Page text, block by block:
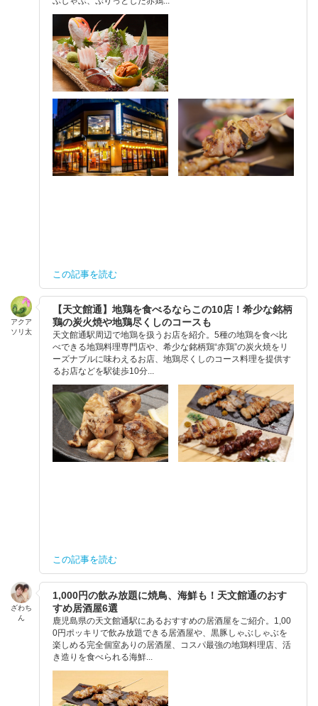
この記事を読む
アクア
ソリ太
【天文館通】地鶏を食べるならこの10店！希少な銘柄
鶏の炭火焼や地鶏尽くしのコースも
天文館通駅周辺で地鶏を扱うお店を紹介。5種の地鶏を食べ比
べできる地鶏料理専門店や、希少な銘柄鶏“赤鶏”の炭火焼をリ
ーズナブルに味わえるお店、地鶏尽くしのコース料理を提供す
るお店などを駅徒歩10分...
この記事を読む
ざわち
ん
1,000円の飲み放題に焼鳥、海鮮も！天文館通のおす
すめ居酒屋6選
鹿児島県の天文館通駅にあるおすすめの居酒屋をご紹介。1,00
0円ポッキリで飲み放題できる居酒屋や、黒豚しゃぶしゃぶを
楽しめる完全個室ありの居酒屋、コスパ最強の地鶏料理店、活
き造りを食べられる海鮮...